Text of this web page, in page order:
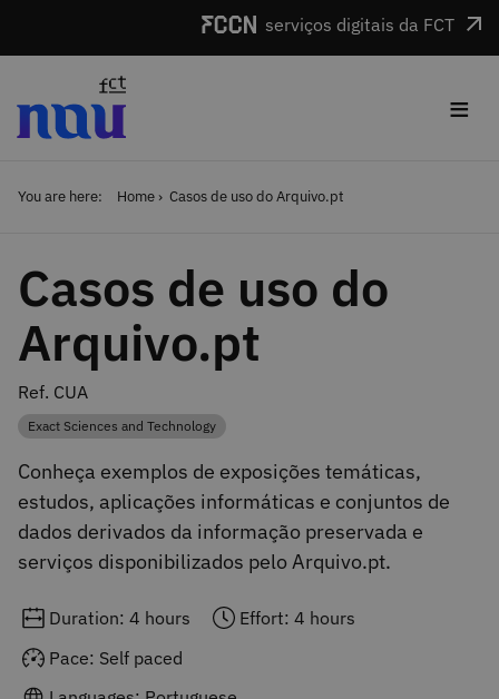
serviços digitais da FCT
≡
You are here: Home Casos de uso do Arquivo.pt
Casos de uso do
Arquivo.pt
Ref. CUA
Category
Exact Sciences and Technology
Conheça exemplos de exposições temáticas,
estudos, aplicações informáticas e conjuntos de
dados derivados da informação preservada e
serviços disponibilizados pelo Arquivo.pt.
Duration: 4 hours
Effort: 4 hours
Pace: Self paced